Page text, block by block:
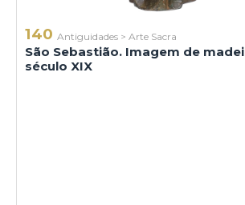
140 Antiguidades > Arte Sacra
São Sebastião. Imagem de
século XIX